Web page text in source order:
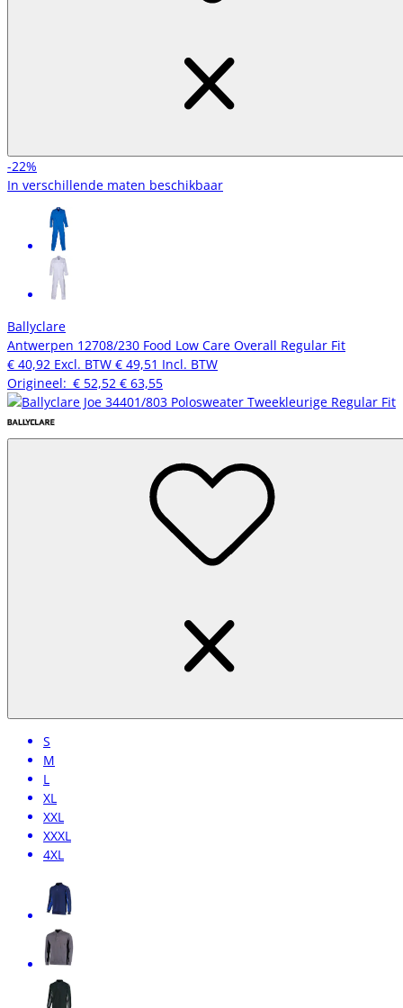
-22%
In verschillende maten beschikbaar
Ballyclare
Antwerpen 12708/230 Food Low Care Overall Regular Fit
€ 40,92 Excl. BTW € 49,51 Incl. BTW
Origineel: € 52,52 € 63,55
S
M
L
XL
XXL
XXXL
4XL